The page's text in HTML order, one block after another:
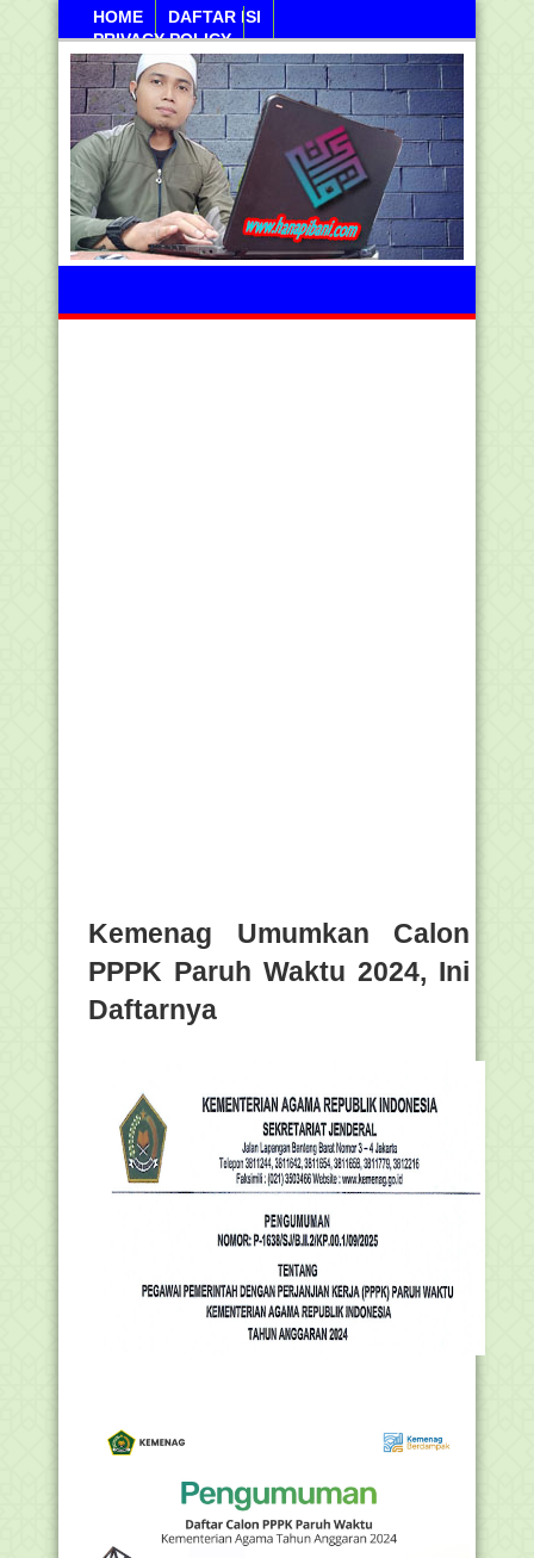
HOME
DAFTAR ISI
PRIVACY POLICY
Kamis, 06 Agustus 2026
Kemenag Umumkan Calon
PPPK Paruh Waktu 2024, Ini
Daftarnya